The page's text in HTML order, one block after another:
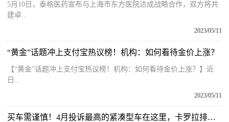
5月10日，泰格医药宣布与上海市东方医院达成战略合作，双方将共
建卓...
2023/05/11
“黄金”话题冲上支付宝热议榜！机构：如何看待金价上涨？
【“黄金”话题冲上支付宝热议榜！机构：如何看待金价上涨？】近
日...
2023/05/11
买车需谨慎！4月投诉最高的紧凑型车在这里，卡罗拉排第二 天天热头条